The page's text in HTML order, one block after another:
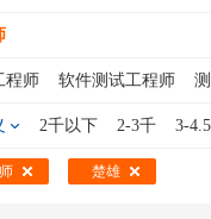
程师 软件测试工程师
网络安全工程师 结构工
汽车工程师 系统集成工程
2千以下 2-3千 3-
楚雄